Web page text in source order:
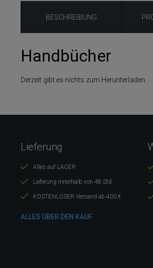
BESCHREIBUNG
Handbücher
Derzeit gibt es nichts zum Herunterladen.
Lieferung
Alles auf LAGER
Lieferung innerhalb von 48 Std.
KOSTENLOSER Versand ab 400 €
ALLES ÜBER DEN KAUF